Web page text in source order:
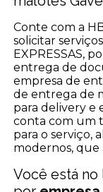
Conte com a
solicitar
EXPRESSAS,
entrega de
empresa de
de entrega de
para delivery e
conta com um
para o serviço,
modernos, que
Você está